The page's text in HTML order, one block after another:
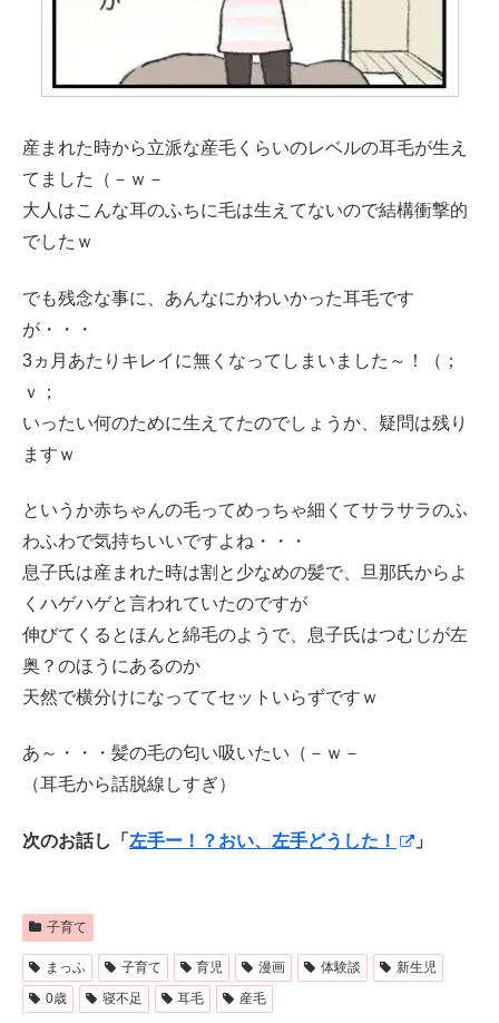
産まれた時から立派な産毛くらいのレベルの耳毛が生え
てました（－ｗ－
大人はこんな耳のふちに毛は生えてないので結構衝撃的
でしたｗ
でも残念な事に、あんなにかわいかった耳毛です
が・・・
3ヵ月あたりキレイに無くなってしまいました～！（；
ｖ；
いったい何のために生えてたのでしょうか、疑問は残り
ますｗ
というか赤ちゃんの毛ってめっちゃ細くてサラサラのふ
わふわで気持ちいいですよね・・・
息子氏は産まれた時は割と少なめの髪で、旦那氏からよ
くハゲハゲと言われていたのですが
伸びてくるとほんと綿毛のようで、息子氏はつむじが左
奥？のほうにあるのか
天然で横分けになっててセットいらずですｗ
あ～・・・髪の毛の匂い吸いたい（－ｗ－
（耳毛から話脱線しすぎ）
次のお話し「 左手ー！？おい、左手どうした！ 」
子育て
まっふ 子育て 育児 漫画 体験談
新生児
0歳
寝不足 耳毛 産毛